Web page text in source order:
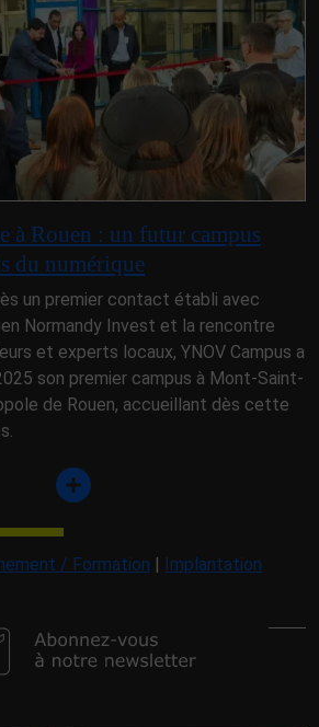
à Rouen : un futur campus
du numérique
un premier contact établi avec
Normandy Invest et la rencontre
et experts locaux, YNOV Campus a
son premier campus à Mont-Saint-
de Rouen, accueillant dès cette
/ Formation | Implantation